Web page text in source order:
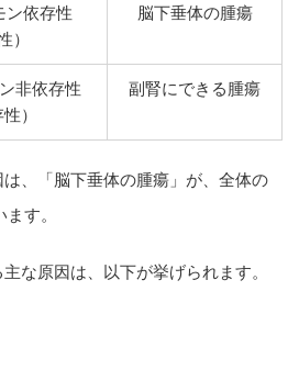
ン依存性
）
脳下垂体の腫瘍
非依存性
）
副腎にできる腫瘍
、「脳下垂体の腫瘍」が、全体の
す。
な原因は、以下が挙げられます。